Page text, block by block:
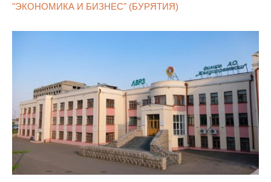
"ЭКОНОМИКА И БИЗНЕС" (БУРЯТИЯ)